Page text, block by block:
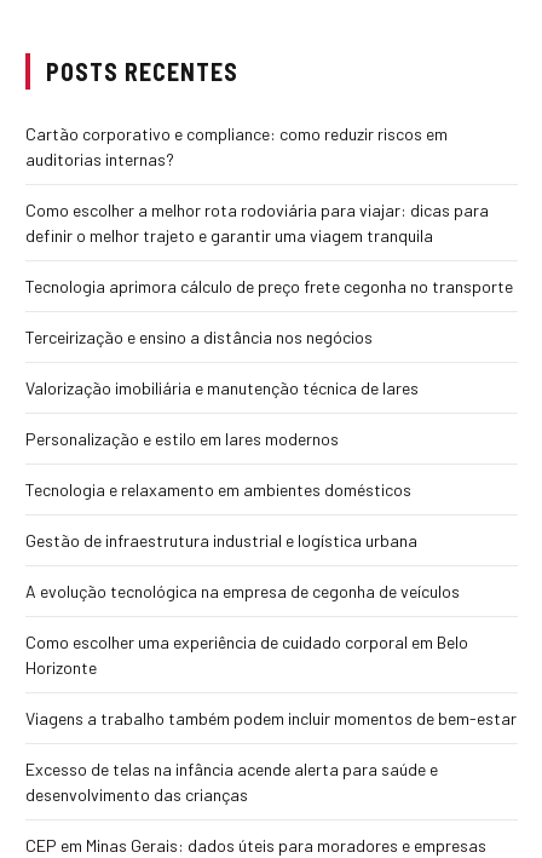
POSTS RECENTES
Cartão corporativo e compliance: como reduzir riscos em
auditorias internas?
Como escolher a melhor rota rodoviária para viajar: dicas para
definir o melhor trajeto e garantir uma viagem tranquila
Tecnologia aprimora cálculo de preço frete cegonha no transporte
Terceirização e ensino a distância nos negócios
Valorização imobiliária e manutenção técnica de lares
Personalização e estilo em lares modernos
Tecnologia e relaxamento em ambientes domésticos
Gestão de infraestrutura industrial e logística urbana
A evolução tecnológica na empresa de cegonha de veículos
Como escolher uma experiência de cuidado corporal em Belo
Horizonte
Viagens a trabalho também podem incluir momentos de bem-estar
Excesso de telas na infância acende alerta para saúde e
desenvolvimento das crianças
CEP em Minas Gerais: dados úteis para moradores e empresas